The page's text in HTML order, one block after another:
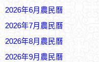
2026年6月農民曆
2026年7月農民曆
2026年8月農民曆
2026年9月農民曆